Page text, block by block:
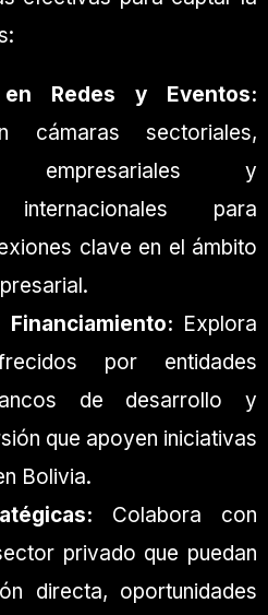
en Redes y Eventos:
cámaras sectoriales,
empresariales y
internacionales para
clave en el ámbito
Explora
por entidades
de desarrollo y
que apoyen iniciativas
Bolivia.
Colabora con
privado que puedan
directa, oportunidades